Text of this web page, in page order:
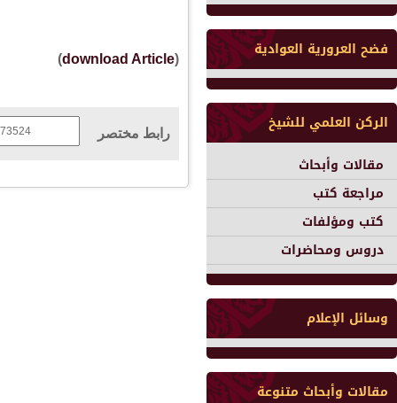
فضح العرورية العوادية
الركن العلمي للشيخ
مقالات وأبحاث
مراجعة كتب
كتب ومؤلفات
دروس ومحاضرات
وسائل الإعلام
مقالات وأبحاث متنوعة
(
download Article
)
رابط مختصر